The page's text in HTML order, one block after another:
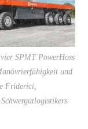
SPMT PowerHoss
und
Friderici,